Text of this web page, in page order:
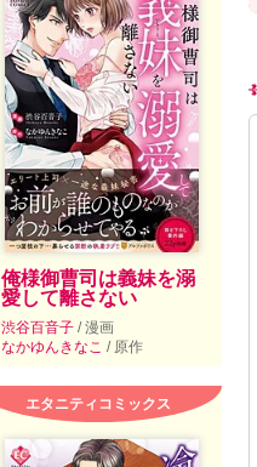
俺様御曹司は義妹を溺
愛して離さない
渋谷百音子 / 漫画
なかゆんきなこ / 原作
エタニティコミックス